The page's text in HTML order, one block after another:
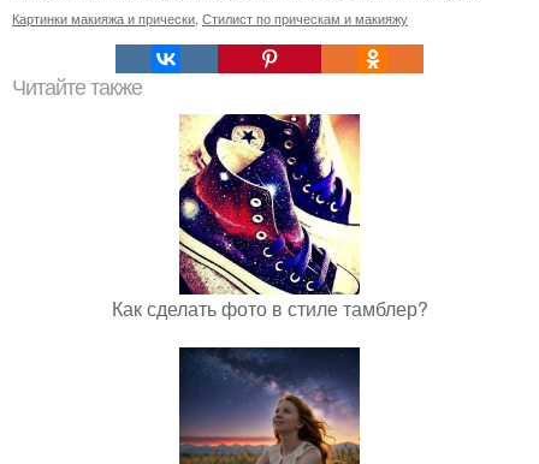
Картинки макияжа и прически Стилист по прическам и макияжу
Читайте также
Как сделать фото в стиле тамблер?